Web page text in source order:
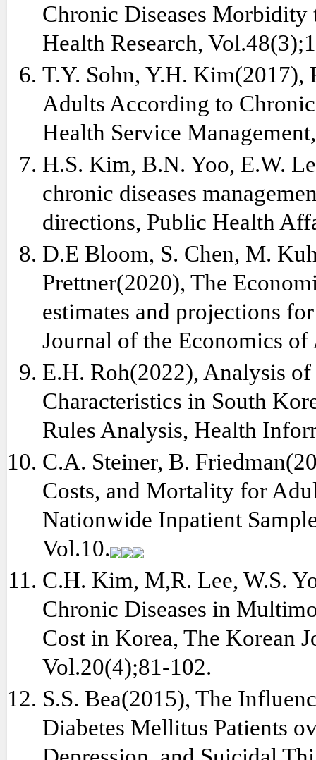
Chronic Diseases
Health Research,
T.Y. Sohn, Y.H. Kim(2017),
Adults According to
Health Service
H.S. Kim, B.N. Yoo, E.W.
chronic diseases
directions, Public Health
D.E Bloom, S. Chen, M.
Prettner(2020), The
estimates and projections
Journal of the Economics
E.H. Roh(2022), Analysis
Characteristics in South
Rules Analysis, Health
C.A. Steiner, B.
Costs, and Mortality for
Nationwide Inpatient
Vol.10.
C.H. Kim, M,R. Lee, W.S.
Chronic Diseases in
Cost in Korea, The Korean
Vol.20(4);81-102.
S.S. Bea(2015), The
Diabetes Mellitus Patients